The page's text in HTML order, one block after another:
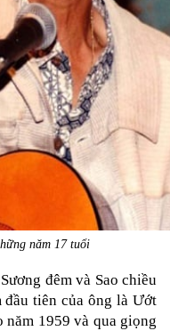
năm 17 tuổi
đêm và Sao chiều
đầu tiên của ông là Ướt
năm 1959 và qua giọng